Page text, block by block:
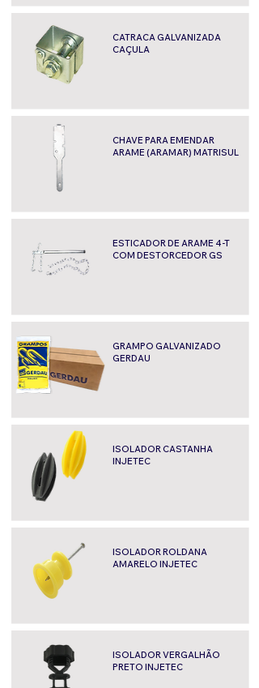
CATRACA GALVANIZADA
CAÇULA
CHAVE PARA EMENDAR
ARAME (ARAMAR) MATRISUL
ESTICADOR DE ARAME 4-T
COM DESTORCEDOR GS
GRAMPO GALVANIZADO
GERDAU
ISOLADOR CASTANHA
INJETEC
ISOLADOR ROLDANA
AMARELO INJETEC
ISOLADOR VERGALHÃO
PRETO INJETEC